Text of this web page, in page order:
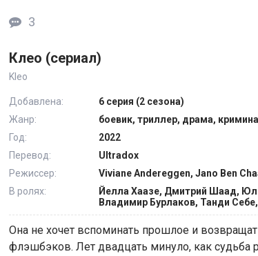
3
Клео (сериал)
Kleo
Добавлена:
6 серия (2 сезона)
Жанр:
боевик, триллер, драма,
Год:
2022
Перевод:
Ultradox
Режиссер:
Viviane Andereggen, Jano Ben
В ролях:
Йелла Хаазе, Дмитрий Шаад,
Владимир Бурлаков, Танди
Она не хочет вспоминать прошлое и
флэшбэков. Лет двадцать минуло, как судьба